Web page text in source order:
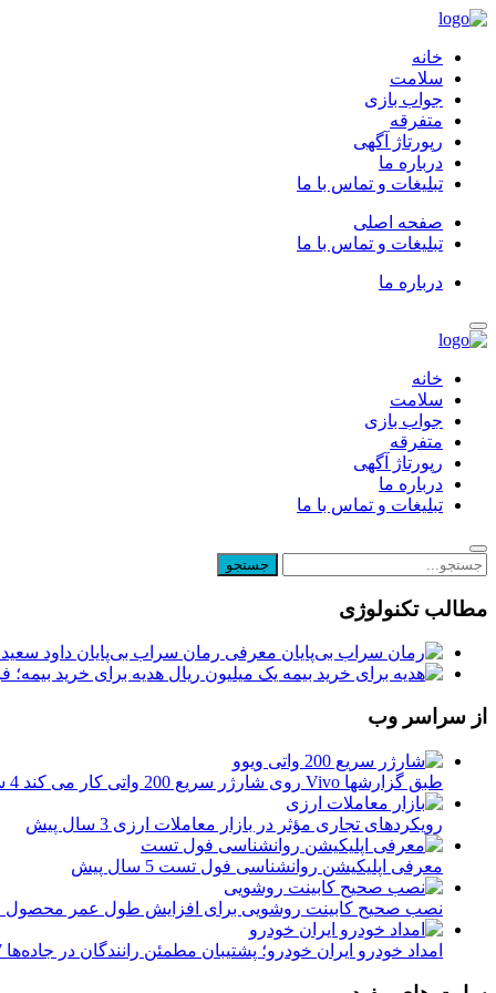
خانه
سلامت
جواب بازی
متفرقه
رپورتاژ آگهی
درباره ما
تبلیغات و تماس با ما
صفحه اصلی
تبلیغات و تماس با ما
درباره ما
خانه
سلامت
جواب بازی
متفرقه
رپورتاژ آگهی
درباره ما
تبلیغات و تماس با ما
مطالب تکنولوژی
معرفی رمان سراب بی‌پایان داود
یک میلیون ریال هدیه برای خرید
از سراسر وب
طبق گزارشها Vivo روی شارژر سریع 200 واتی کار می کند 4 سال پیش
رویکردهای تجاری مؤثر در بازار معاملات ارزی 3 سال پیش
معرفی اپلیکیشن روانشناسی فول تست 5 سال پیش
نصب صحیح کابینت روشویی برای افزایش طول عمر محصول
امداد خودرو ایران خودرو؛ پشتیبان مطمئن رانندگان در جاده‌ها 7